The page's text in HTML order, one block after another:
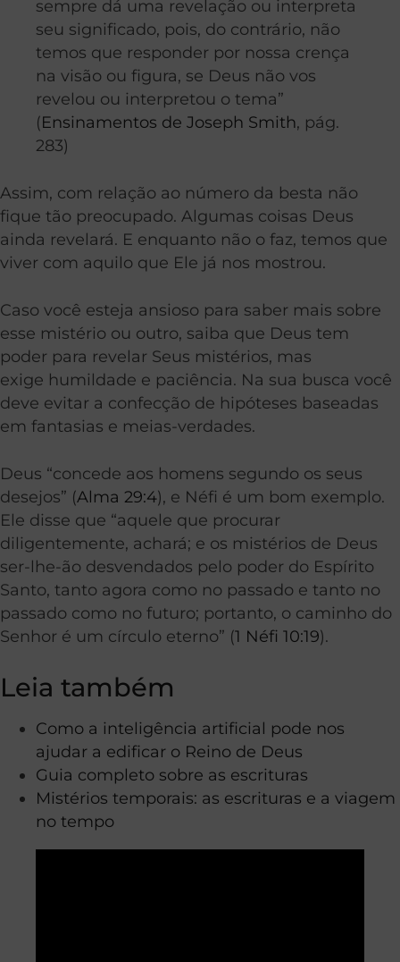
sempre dá uma revelação ou interpreta
seu significado, pois, do contrário, não
temos que responder por nossa crença
na visão ou figura, se Deus não vos
revelou ou interpretou o tema”
(Ensinamentos de Joseph Smith, pág.
283)
Assim, com relação ao número da besta não
fique tão preocupado. Algumas coisas Deus
ainda revelará. E enquanto não o faz, temos que
viver com aquilo que Ele já nos mostrou.
Caso você esteja ansioso para saber mais sobre
esse mistério ou outro, saiba que Deus tem
poder para revelar Seus mistérios, mas
exige humildade e paciência. Na sua busca você
deve evitar a confecção de hipóteses baseadas
em fantasias e meias-verdades.
Deus “concede aos homens segundo os seus
desejos” (Alma 29:4), e Néfi é um bom exemplo.
Ele disse que “aquele que procurar
diligentemente, achará; e os mistérios de Deus
ser-lhe-ão desvendados pelo poder do Espírito
Santo, tanto agora como no passado e tanto no
passado como no futuro; portanto, o caminho do
Senhor é um círculo eterno” (1 Néfi 10:19).
Leia também
Como a inteligência artificial pode nos
ajudar a edificar o Reino de Deus
Guia completo sobre as escrituras
Mistérios temporais: as escrituras e a viagem
no tempo